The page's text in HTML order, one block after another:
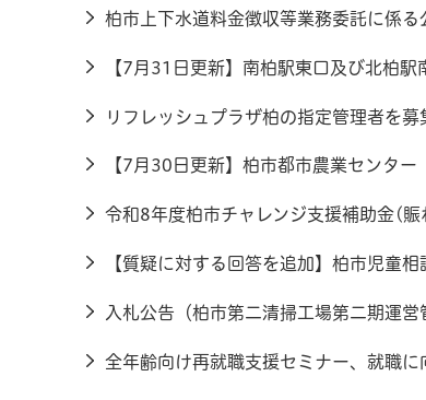
柏市上下水道料金徴収等業務委託に係
【7月31日更新】南柏駅東口及び北柏
リフレッシュプラザ柏の指定管理者を
【7月30日更新】柏市都市農業センタ
令和8年度柏市チャレンジ支援補助金(
【質疑に対する回答を追加】柏市児童
入札公告（柏市第二清掃工場第二期運
全年齢向け再就職支援セミナー、就職